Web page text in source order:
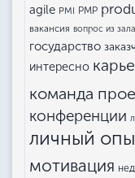
agile PMI PMP
вакансия вопрос из зала
государство
интересно
команда
конференции
личный
мотивация